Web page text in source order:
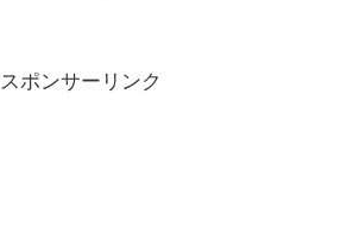
スポンサーリンク